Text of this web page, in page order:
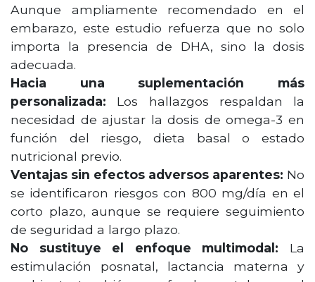
Aunque ampliamente recomendado en el
embarazo, este estudio refuerza que no solo
importa la presencia de DHA, sino la dosis
adecuada.
Hacia una suplementación más
personalizada: Los hallazgos respaldan la
necesidad de ajustar la dosis de omega-3 en
función del riesgo, dieta basal o estado
nutricional previo.
Ventajas sin efectos adversos aparentes: No
se identificaron riesgos con 800 mg/día en el
corto plazo, aunque se requiere seguimiento
de seguridad a largo plazo.
No sustituye el enfoque multimodal: La
estimulación posnatal, lactancia materna y